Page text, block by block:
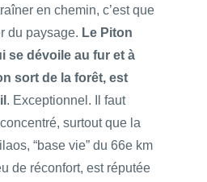
en chemin, c’est que
du paysage. Le Piton
se dévoile au fur et à
sort de la forêt, est
. Exceptionnel. Il faut
surtout que la
“base vie” du 66e km
de réconfort, est réputée